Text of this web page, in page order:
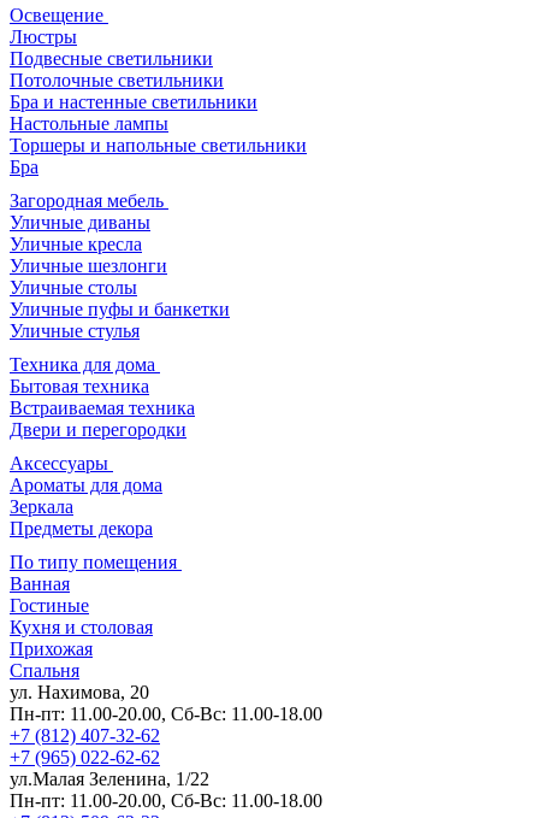
Освещение
Люстры
Подвесные светильники
Потолочные светильники
Бра и настенные светильники
Настольные лампы
Торшеры и напольные светильники
Бра
Загородная мебель
Уличные диваны
Уличные кресла
Уличные шезлонги
Уличные столы
Уличные пуфы и банкетки
Уличные стулья
Техника для дома
Бытовая техника
Встраиваемая техника
Двери и перегородки
Аксессуары
Ароматы для дома
Зеркала
Предметы декора
По типу помещения
Ванная
Гостиные
Кухня и столовая
Прихожая
Спальня
ул. Нахимова, 20
Пн-пт: 11.00-20.00, Сб-Вс: 11.00-18.00
+7 (812) 407-32-62
+7 (965) 022-62-62
ул.Малая Зеленина, 1/22
Пн-пт: 11.00-20.00, Сб-Вс: 11.00-18.00